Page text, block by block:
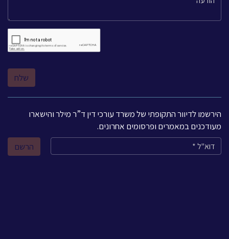
הירשמו לדיוור התקופתי של משרד עורכי דין ד”ר מילר והישארו
מעודכנים במאמרים ופרסומים אחרונים.